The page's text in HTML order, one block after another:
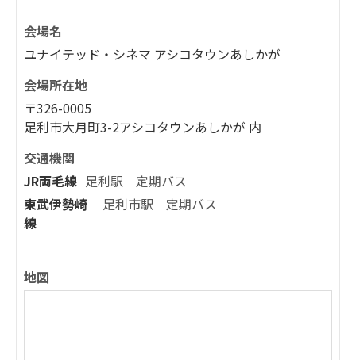
会場名
ユナイテッド・シネマ アシコタウンあしかが
会場所在地
〒326-0005
足利市大月町3-2アシコタウンあしかが 内
交通機関
JR両毛線 足利駅 定期バス
東武伊勢崎
線
足利市駅 定期バス
地図